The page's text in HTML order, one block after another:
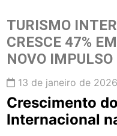
TURISMO
CRESCE 47%
NOVO
13 de janeiro de 2026
Crescimento
Internacional